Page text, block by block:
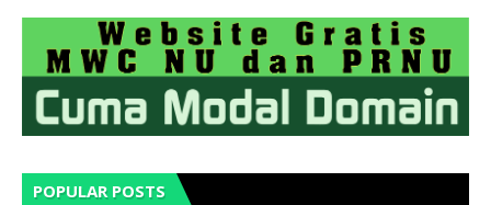
POPULAR POSTS